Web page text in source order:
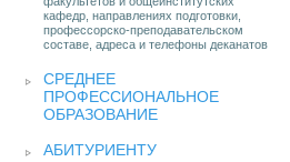
кафедр, направлениях подготовки,
профессорско-преподавательском
составе, адреса и телефоны деканатов
СРЕДНЕЕ
ПРОФЕССИОНАЛЬНОЕ
ОБРАЗОВАНИЕ
АБИТУРИЕНТУ